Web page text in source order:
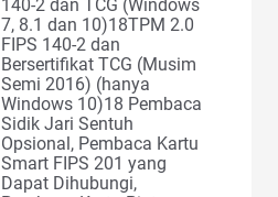
140-2 dan TCG (Windows
7, 8.1 dan 10)18TPM 2.0
FIPS 140-2 dan
Bersertifikat TCG (Musim
Semi 2016) (hanya
Windows 10)18 Pembaca
Sidik Jari Sentuh
Opsional, Pembaca Kartu
Smart FIPS 201 yang
Dapat Dihubungi,